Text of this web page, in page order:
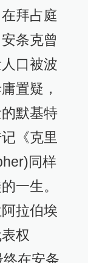
拜占庭
条克曾
口被波
置疑，
默基特
《克里
同样
一生。
拉伯埃
权
终在安条